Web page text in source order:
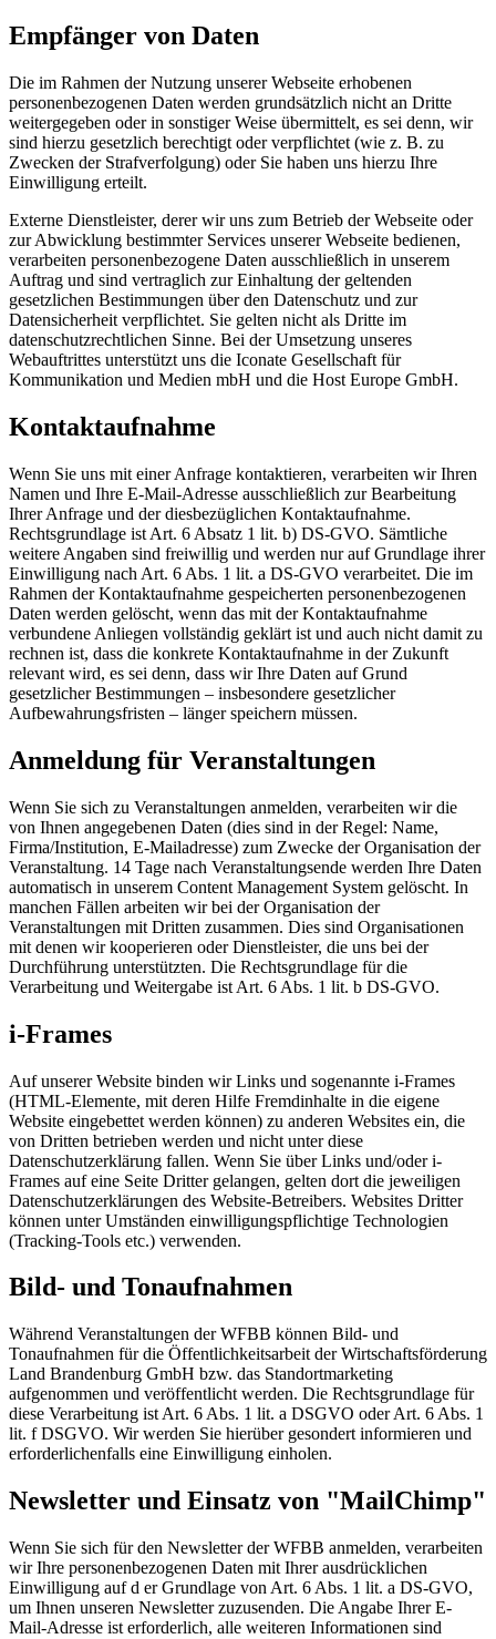
Empfänger von Daten
Die im Rahmen der Nutzung unserer Webseite erhobenen
personenbezogenen Daten werden grundsätzlich nicht an Dritte
weitergegeben oder in sonstiger Weise übermittelt, es sei denn, wir
sind hierzu gesetzlich berechtigt oder verpflichtet (wie z. B. zu
Zwecken der Strafverfolgung) oder Sie haben uns hierzu Ihre
Einwilligung erteilt.
Externe Dienstleister, derer wir uns zum Betrieb der Webseite oder
zur Abwicklung bestimmter Services unserer Webseite bedienen,
verarbeiten personenbezogene Daten ausschließlich in unserem
Auftrag und sind vertraglich zur Einhaltung der geltenden
gesetzlichen Bestimmungen über den Datenschutz und zur
Datensicherheit verpflichtet. Sie gelten nicht als Dritte im
datenschutzrechtlichen Sinne. Bei der Umsetzung unseres
Webauftrittes unterstützt uns die Iconate Gesellschaft für
Kommunikation und Medien mbH und die Host Europe GmbH.
Kontaktaufnahme
Wenn Sie uns mit einer Anfrage kontaktieren, verarbeiten wir Ihren
Namen und Ihre E-Mail-Adresse ausschließlich zur Bearbeitung
Ihrer Anfrage und der diesbezüglichen Kontaktaufnahme.
Rechtsgrundlage ist Art. 6 Absatz 1 lit. b) DS-GVO. Sämtliche
weitere Angaben sind freiwillig und werden nur auf Grundlage ihrer
Einwilligung nach Art. 6 Abs. 1 lit. a DS-GVO verarbeitet. Die im
Rahmen der Kontaktaufnahme gespeicherten personenbezogenen
Daten werden gelöscht, wenn das mit der Kontaktaufnahme
verbundene Anliegen vollständig geklärt ist und auch nicht damit zu
rechnen ist, dass die konkrete Kontaktaufnahme in der Zukunft
relevant wird, es sei denn, dass wir Ihre Daten auf Grund
gesetzlicher Bestimmungen – insbesondere gesetzlicher
Aufbewahrungsfristen – länger speichern müssen.
Anmeldung für Veranstaltungen
Wenn Sie sich zu Veranstaltungen anmelden, verarbeiten wir die
von Ihnen angegebenen Daten (dies sind in der Regel: Name,
Firma/Institution, E-Mailadresse) zum Zwecke der Organisation der
Veranstaltung. 14 Tage nach Veranstaltungsende werden Ihre Daten
automatisch in unserem Content Management System gelöscht. In
manchen Fällen arbeiten wir bei der Organisation der
Veranstaltungen mit Dritten zusammen. Dies sind Organisationen
mit denen wir kooperieren oder Dienstleister, die uns bei der
Durchführung unterstützten. Die Rechtsgrundlage für die
Verarbeitung und Weitergabe ist Art. 6 Abs. 1 lit. b DS-GVO.
i-Frames
Auf unserer Website binden wir Links und sogenannte i-Frames
(HTML-Elemente, mit deren Hilfe Fremdinhalte in die eigene
Website eingebettet werden können) zu anderen Websites ein, die
von Dritten betrieben werden und nicht unter diese
Datenschutzerklärung fallen. Wenn Sie über Links und/oder i-
Frames auf eine Seite Dritter gelangen, gelten dort die jeweiligen
Datenschutzerklärungen des Website-Betreibers. Websites Dritter
können unter Umständen einwilligungspflichtige Technologien
(Tracking-Tools etc.) verwenden.
Bild- und Tonaufnahmen
Während Veranstaltungen der WFBB können Bild- und
Tonaufnahmen für die Öffentlichkeitsarbeit der Wirtschaftsförderung
Land Brandenburg GmbH bzw. das Standortmarketing
aufgenommen und veröffentlicht werden. Die Rechtsgrundlage für
diese Verarbeitung ist Art. 6 Abs. 1 lit. a DSGVO oder Art. 6 Abs. 1
lit. f DSGVO. Wir werden Sie hierüber gesondert informieren und
erforderlichenfalls eine Einwilligung einholen.
Newsletter und Einsatz von "MailChimp"
Wenn Sie sich für den Newsletter der WFBB anmelden, verarbeiten
wir Ihre personenbezogenen Daten mit Ihrer ausdrücklichen
Einwilligung auf d er Grundlage von Art. 6 Abs. 1 lit. a DS-GVO,
um Ihnen unseren Newsletter zuzusenden. Die Angabe Ihrer E-
Mail-Adresse ist erforderlich, alle weiteren Informationen sind